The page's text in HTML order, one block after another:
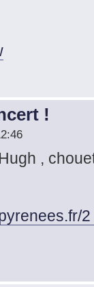
!
,